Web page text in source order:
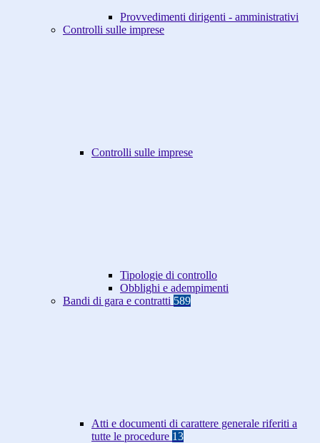
Provvedimenti dirigenti - amministrativi
Controlli sulle imprese
Controlli sulle imprese
Tipologie di controllo
Obblighi e adempimenti
Bandi di gara e contratti 589
Atti e documenti di carattere generale riferiti a
tutte le procedure 13